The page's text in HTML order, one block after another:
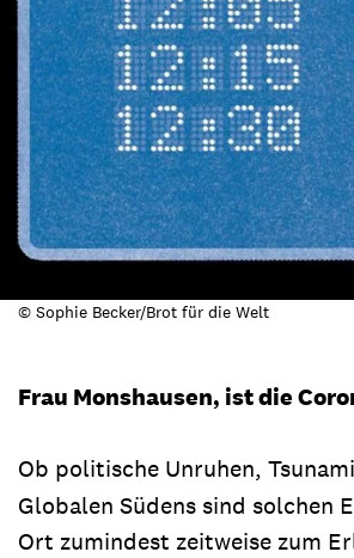
© Sophie Becker/Brot für die Welt
Frau Monshausen, ist die
Ob politische Unruhen,
Globalen Südens sind solchen
Ort zumindest zeitweise zum